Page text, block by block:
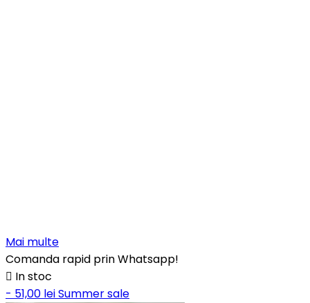
Mai multe
Comanda rapid prin Whatsapp!
 In stoc
- 51,00 leiSummer sale